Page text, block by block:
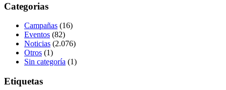
Categorias
Campañas (16)
Eventos (82)
Noticias (2.076)
Otros (1)
Sin categoría (1)
Etiquetas